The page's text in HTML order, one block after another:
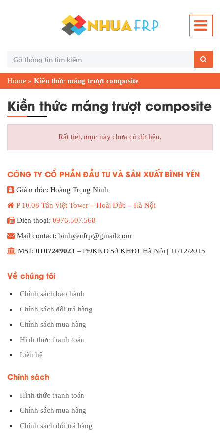
Home » Kiền thức máng trượt composite
Kiền thức máng trượt composite
Rất tiết, mục này chưa có dữ liệu.
CÔNG TY CỔ PHẦN ĐẦU TƯ VÀ SẢN XUẤT BÌNH YÊN
Giám đốc: Hoàng Trọng Ninh
P 10.08 Tân Việt Tower – Hoài Đức – Hà Nội
Điện thoại: 0976.507.568
Mail contact: binhyenfrp@gmail.com
MST: 0107249021 – PĐKKD Sở KHĐT Hà Nội | 11/12/2015
Về chúng tôi
Chính sách bảo hành
Chính sách đổi trả hàng
Chính sách mua hàng
Hình thức thanh toán
Liên hệ
Chính sách
Hình thức thanh toán
Chính sách mua hàng
Chính sách đổi trả hàng